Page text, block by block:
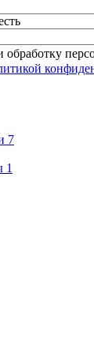
обработку
7
1